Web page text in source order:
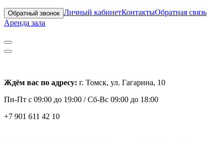
Обратный звонок Личный кабинетКонтактыОбратная связь
Аренда зала
Ждём вас по адресу: г. Томск, ул. Гагарина, 10
Пн-Пт с 09:00 до 19:00 /Сб-Вс 09:00 до 18:00
+7 901 611 42 10